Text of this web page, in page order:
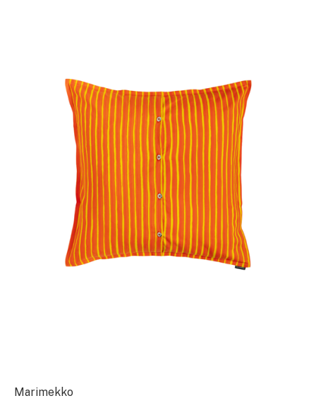
Marimekko